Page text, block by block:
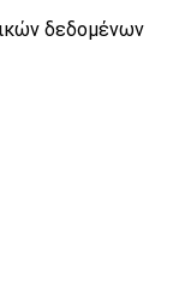
δεδομένων